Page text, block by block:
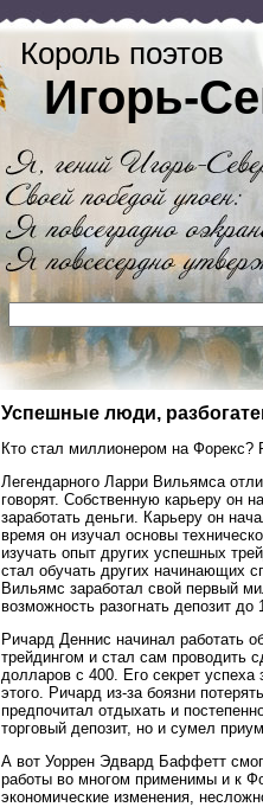
Король поэтов
Игорь-
Успешные люди,
Кто стал миллионером на Форекс?
Легендарного Ларри Вильямса
говорят. Собственную карьеру он
заработать деньги. Карьеру он
время он изучал основы
изучать опыт других успешных
стал обучать других начинающих
Вильямс заработал свой первый
возможность разогнать депозит
Ричард Деннис начинал работать
трейдингом и стал сам проводить
долларов с 400. Его секрет
этого. Ричард из-за боязни
предпочитал отдыхать и
торговый депозит, но и сумел
А вот Уоррен Эдвард Баффетт
работы во многом применимы и к
экономические изменения,